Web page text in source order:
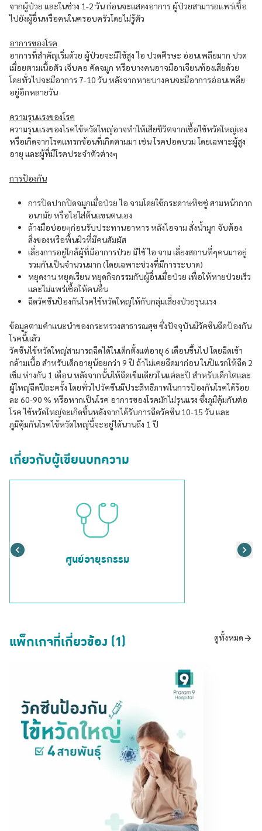
จากผู้ป่วย และในช่วง 1-2 วัน ก่อนจะแสดงอาการ ผู้ป่วยสามารถแพร่เชื้อ
ไปยังผู้อื่นหรือคนในครอบครัวโดยไม่รู้ตัว
อาการของโรค
อาการที่สำคัญเริ่มด้วย ผู้ป่วยจะมีไข้สูง ไอ ปวดศีรษะ อ่อนเพลียมาก ปวด
เมื่อยตามเนื้อตัว เจ็บคอ คัดจมูก หรือบางคนอาจมีอาเจียนท้องเสียด้วย
โดยทั่วไปจะมีอาการ 7-10 วัน หลังจากหายบางคนจะมีอาการอ่อนเพลีย
อยู่อีกหลายวัน
ความรุนแรงของโรค
ความรุนแรงของโรคไข้หวัดใหญ่อาจทำให้เสียชีวิตจากเชื้อไข้หวัดใหญ่เอง
หรือเกิดจากโรคแทรกซ้อนที่เกิดตามมา เช่น โรคปอดบวม โดยเฉพาะผู้สูง
อายุ และผู้ที่มีโรคประจำตัวต่างๆ
การป้องกัน
การปิดปากปิดจมูกเมื่อป่วย ไอ จามโดยใช้กระดาษทิชชู่ สามหน้ากาก
อนามัย หรือไอใส่ต้นแขนตนเอง
ล้างมือบ่อยๆก่อนรับประทานอาหาร หลังไอจาม สั่งน้ำมูก จับต้อง
สิ่งของหรือพื้นผิวที่มีคนสัมผัส
เลี่ยงการอยู่ใกล้ผู้ที่มีอาการป่วย มีไข้ ไอ จาม เลี่ยงสถานที่ๆคนมาอยู่
รวมกันเป็นจำนวนมาก (โดยเฉพาะช่วงที่มีการระบาด)
หยุดงาน หยุดเรียน หยุดกิจกรรมกับผู้อื่นเมื่อป่วย เพื่อให้หายป่วยเร็ว
และไม่แพร่เชื้อให้คนอื่น
ฉีดวัคซีนป้องกันโรคไข้หวัดใหญ่ให้กับกลุ่มเสี่ยงป่วยรุนแรง
ข้อมูลตามคำแนะนำของกระทรวงสาธารณสุข ซึ่งปัจจุบันมีวัคซีนฉีดป้องกัน
โรคนี้แล้ว
วัคซีนไข้หวัดใหญ่สามารถฉีดได้ในเด็กตั้งแต่อายุ 6 เดือนขึ้นไป โดยฉีดเข้า
กล้ามเนื้อ สำหรับเด็กอายุน้อยกว่า 9 ปี ถ้าไม่เคยฉีดมาก่อน ในปีแรกให้ฉีด 2
เข็ม ห่างกัน 1 เดือน หลังจากนั้นให้ฉีดเข็มเดียวในแต่ละปี สำหรับเด็กโตและ
ผู้ใหญ่ฉีดปีละครั้ง โดยทั่วไปวัคซีนมีประสิทธิภาพในการป้องกันโรคได้ร้อย
ละ 60-90 % หรือหากเป็นโรค อาการของโรคมักไม่รุนแรง ซึ่งภูมิคุ้มกันต่อ
โรค ไข้หวัดใหญ่จะเกิดขึ้นหลังจากได้รับการฉีดวัคซีน 10-15 วัน และ
ภูมิคุ้มกันโรคไข้หวัดใหญ่นี้จะอยู่ได้นานถึง 1 ปี
เกี่ยวกับผู้เขียนบทความ
ศูนย์อายุรกรรม
แพ็กเกจที่เกี่ยวข้อง (1) ดูทั้งหมด